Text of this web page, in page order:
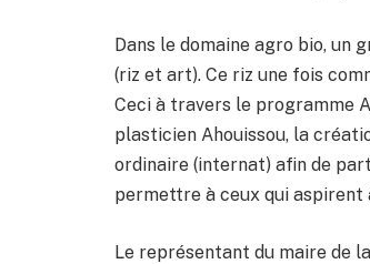
Dans le domaine agro bio, un
(riz et art). Ce riz une fois
Ceci à travers le programme
plasticien Ahouissou, la
ordinaire (internat) afin de
permettre à ceux qui aspirent
Le représentant du maire de